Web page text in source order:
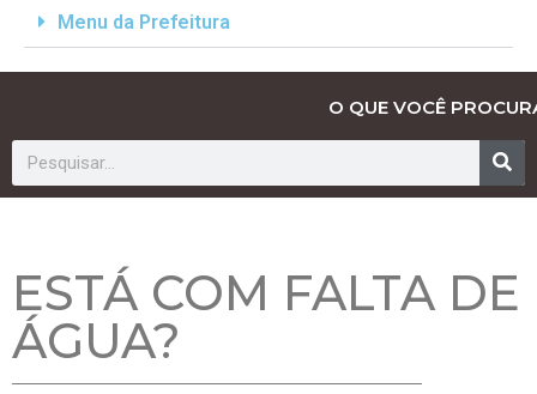
Menu da Prefeitura
O QUE VOCÊ
ESTÁ COM FALTA DE
ÁGUA?